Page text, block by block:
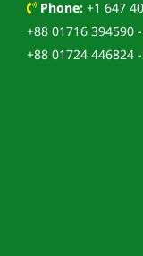
Phone: +1 647
+88 01716 394590
+88 01724 446824